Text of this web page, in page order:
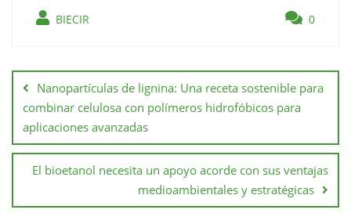
BIECIR 0
Nanopartículas de lignina: Una receta sostenible para
combinar celulosa con polímeros hidrofóbicos para
aplicaciones avanzadas
El bioetanol necesita un apoyo acorde con sus ventajas
medioambientales y estratégicas